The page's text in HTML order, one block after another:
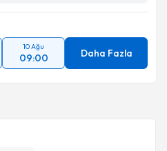
10 Ağu
09:00 Daha Fazla